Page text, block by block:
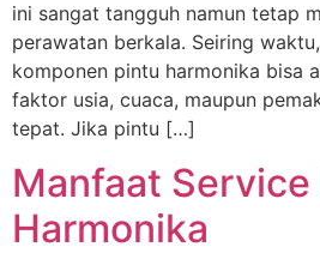
ini sangat tangguh namun tetap
perawatan berkala. Seiring
komponen pintu harmonika bisa
faktor usia, cuaca, maupun
tepat. Jika pintu […]
Manfaat Service
Harmonika